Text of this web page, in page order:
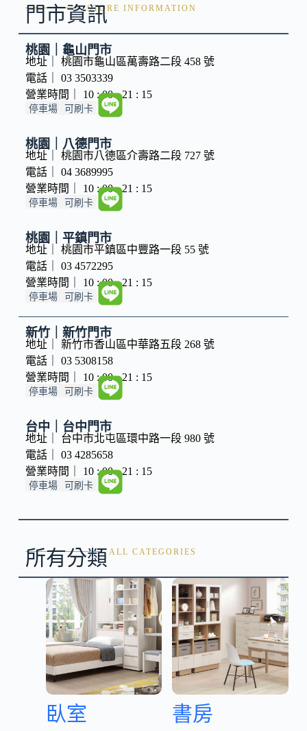
STORE INFORMATION
門市資訊
桃園｜龜山門市
地址｜ 桃園市龜山區萬壽路二段 458 號
電話｜ 03 3503339
營業時間｜ 10 : 00 - 21 : 15
停車場 可刷卡
桃園｜八德門市
地址｜ 桃園市八德區介壽路二段 727 號
電話｜ 04 3689995
營業時間｜ 10 : 00 - 21 : 15
停車場 可刷卡
桃園｜平鎮門市
地址｜ 桃園市平鎮區中豐路一段 55 號
電話｜ 03 4572295
營業時間｜ 10 : 00 - 21 : 15
停車場 可刷卡
新竹｜新竹門市
地址｜ 新竹市香山區中華路五段 268 號
電話｜ 03 5308158
營業時間｜ 10 : 00 - 21 : 15
停車場 可刷卡
台中｜台中門市
地址｜ 台中市北屯區環中路一段 980 號
電話｜ 03 4285658
營業時間｜ 10 : 00 - 21 : 15
停車場 可刷卡
ALL CATEGORIES
所有分類
臥室 書房